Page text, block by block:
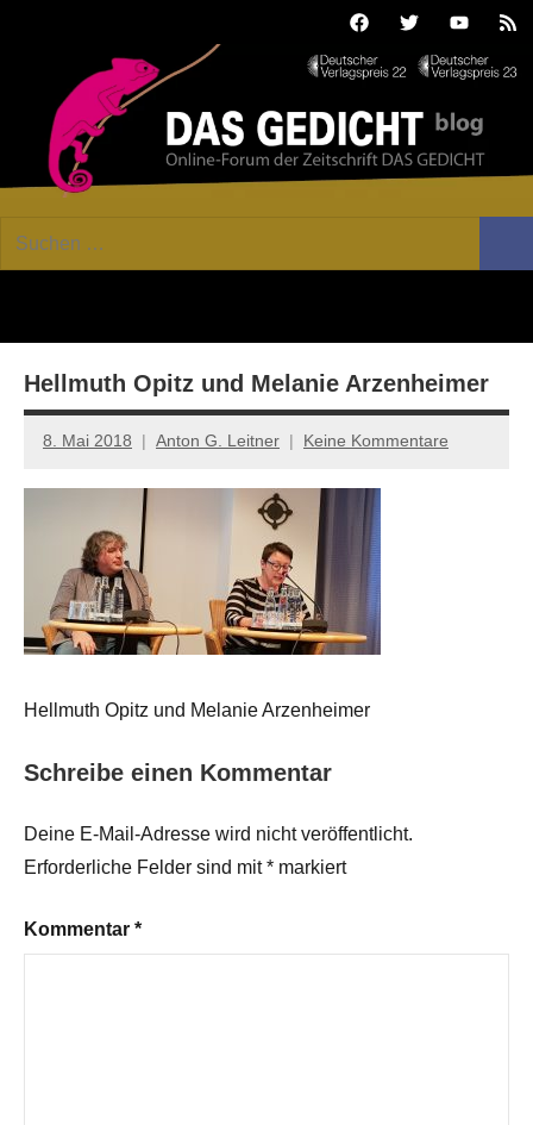
FacebookTwitterYoutube
GEDICHT
Forum
von
Lyrik,
Essay
Suchen
Hellmuth Opitz und Melanie Arzenheimer
8. Mai 2018 Anton G. Leitner Keine Kommentare
Hellmuth Opitz und Melanie Arzenheimer
Schreibe einen Kommentar
Deine E-Mail-Adresse wird nicht veröffentlicht.
Erforderliche Felder sind mit* markiert
Kommentar *